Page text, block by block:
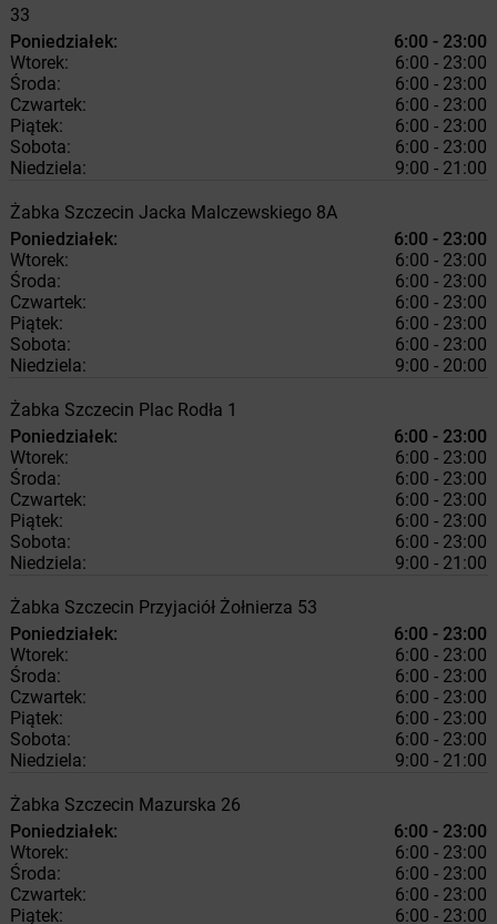
33
Poniedziałek:
6:00 - 23:00
Wtorek:
6:00 - 23:00
Środa:
6:00 - 23:00
Czwartek:
6:00 - 23:00
Piątek:
6:00 - 23:00
Sobota:
6:00 - 23:00
Niedziela:
9:00 - 21:00
Żabka Szczecin Jacka Malczewskiego 8A
Poniedziałek:
6:00 - 23:00
Wtorek:
6:00 - 23:00
Środa:
6:00 - 23:00
Czwartek:
6:00 - 23:00
Piątek:
6:00 - 23:00
Sobota:
6:00 - 23:00
Niedziela:
9:00 - 20:00
Żabka Szczecin Plac Rodła 1
Poniedziałek:
6:00 - 23:00
Wtorek:
6:00 - 23:00
Środa:
6:00 - 23:00
Czwartek:
6:00 - 23:00
Piątek:
6:00 - 23:00
Sobota:
6:00 - 23:00
Niedziela:
9:00 - 21:00
Żabka Szczecin Przyjaciół Żołnierza 53
Poniedziałek:
6:00 - 23:00
Wtorek:
6:00 - 23:00
Środa:
6:00 - 23:00
Czwartek:
6:00 - 23:00
Piątek:
6:00 - 23:00
Sobota:
6:00 - 23:00
Niedziela:
9:00 - 21:00
Żabka Szczecin Mazurska 26
Poniedziałek:
6:00 - 23:00
Wtorek:
6:00 - 23:00
Środa:
6:00 - 23:00
Czwartek:
6:00 - 23:00
Piątek:
6:00 - 23:00